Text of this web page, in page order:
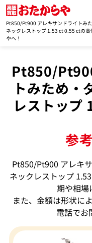
Pt850/Pt900 アレキサンドライトみ
ネックレストップ 1.53 ct 0.55 ctの高
やへ！
Pt850/
トみため・
レストッ
参
Pt850/Pt900 アレキ
ネックレストップ
期や相場
また、金額は形状に
電話でお